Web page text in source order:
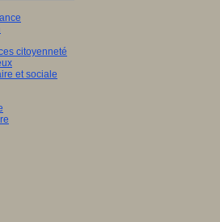
citoyenneté
et sociale